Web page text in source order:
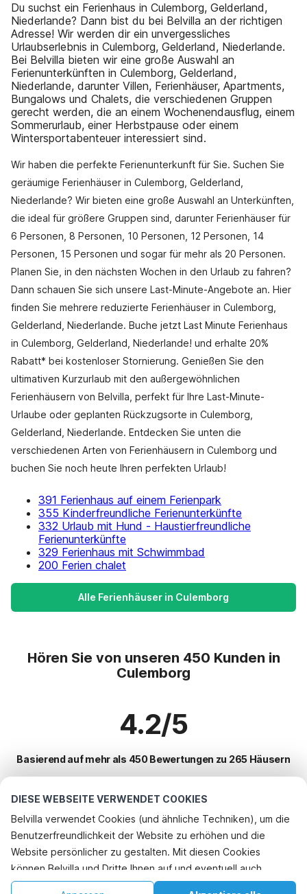
DIESE WEBSEITE VERWENDET COOKIES
Belvilla verwendet Cookies (und ähnliche Techniken), um die
Benutzerfreundlichkeit der Website zu erhöhen und die
Website persönlicher zu gestalten. Mit diesen Cookies
können Belvilla und Dritte Ihnen auf und eventuell auch
außerhalb unserer Website folgen, um Werbung Ihren
Du suchst ein Ferienhaus in Culemborg, Gelderland,
Niederlande? Dann bist du bei Belvilla an der richtigen
Adresse! Wir werden dir ein unvergessliches
Urlaubserlebnis in Culemborg, Gelderland, Niederlande.
Bei Belvilla bieten wir eine große Auswahl an
Ferienunterkünften in Culemborg, Gelderland,
Niederlande, darunter Villen, Ferienhäuser, Apartments,
Bungalows und Chalets, die verschiedenen Gruppen
gerecht werden, die an einem Wochenendausflug, einem
Sommerurlaub, einer Herbstpause oder einem
Wintersportabenteuer interessiert sind.
Wir haben die perfekte Ferienunterkunft für Sie. Suchen Sie
geräumige Ferienhäuser in Culemborg, Gelderland,
Niederlande? Wir bieten eine große Auswahl an Unterkünften,
die ideal für größere Gruppen sind, darunter Ferienhäuser für
6 Personen, 8 Personen, 10 Personen, 12 Personen, 14
Personen, 15 Personen und sogar für mehr als 20 Personen.
Planen Sie, in den nächsten Wochen in den Urlaub zu fahren?
Dann schauen Sie sich unsere Last-Minute-Angebote an. Hier
finden Sie mehrere reduzierte Ferienhäuser in Culemborg,
Gelderland, Niederlande. Buche jetzt Last Minute Ferienhaus
in Culemborg, Gelderland, Niederlande! und erhalte 20%
Rabatt* bei kostenloser Stornierung. Genießen Sie den
ultimativen Kurzurlaub mit den außergewöhnlichen
Ferienhäusern von Belvilla, perfekt für Ihre Last-Minute-
Urlaube oder geplanten Rückzugsorte in Culemborg,
Gelderland, Niederlande. Entdecken Sie unten die
verschiedenen Arten von Ferienhäusern in Culemborg und
buchen Sie noch heute Ihren perfekten Urlaub!
391 Ferienhaus auf einem Ferienpark
355 Kinderfreundliche Ferienunterkünfte
332 Urlaub mit Hund - Haustierfreundliche
Ferienunterkünfte
329 Ferienhaus mit Schwimmbad
200 Ferien chalet
Alle Ferienhäuser in Culemborg
Hören Sie von unseren 450 Kunden in
Culemborg
4.2/5
Basierend auf mehr als 450 Bewertungen zu 265 Häusern
Beliebteste Reiseziele für Urlaub
Top-Städte mit Top-Annehmlichkeiten für den Urlaub
Kinderfreundliche Ferienunterkünfte geldermalsen
Kinderfreundliche Ferienunterkünfte laag-soeren
Beliebte Ausstattungen für Urlaub in Culemborg
Ferienhaus auf einem Ferienpark
Telefonisch buchen